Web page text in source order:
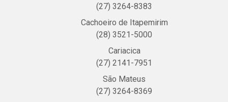
(27) 3264-8383
Cachoeiro de Itapemirim
(28) 3521-5000
Cariacica
(27) 2141-7951
São Mateus
(27) 3264-8369